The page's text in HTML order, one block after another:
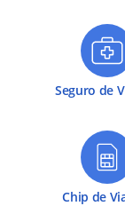
Seguro de
Chip de